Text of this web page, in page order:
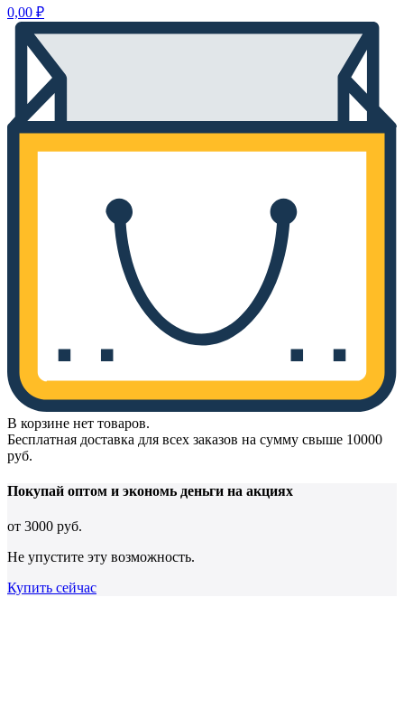
0,00 ₽
В корзине нет товаров.
Бесплатная доставка для всех заказов на сумму свыше 10000
руб.
Покупай оптом и экономь деньги на акциях
от 3000 руб.
Не упустите эту возможность.
Купить сейчас